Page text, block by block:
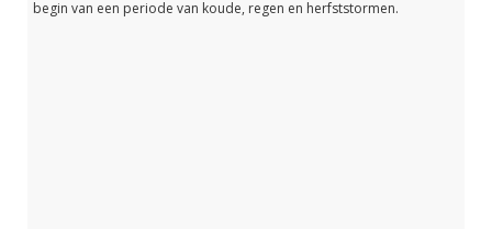
begin van een periode van koude, regen en herfststormen.